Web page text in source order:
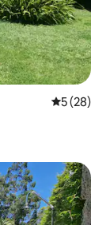
औसत रेटिंग
5 (28)